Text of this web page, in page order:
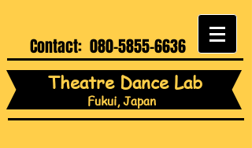
Contact: 080-5855-6636
Theatre Dance Lab
Fukui, Japan